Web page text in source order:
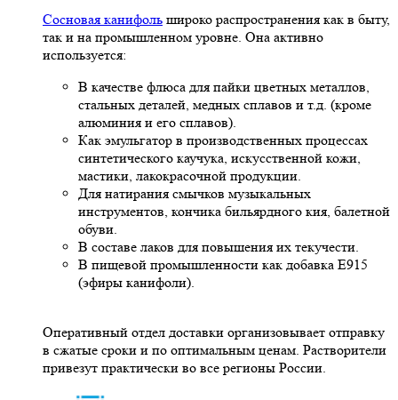
Сосновая канифоль широко распространения как в быту,
так и на промышленном уровне. Она активно
используется:
В качестве флюса для пайки цветных металлов,
стальных деталей, медных сплавов и т.д. (кроме
алюминия и его сплавов).
Как эмульгатор в производственных процессах
синтетического каучука, искусственной кожи,
мастики, лакокрасочной продукции.
Для натирания смычков музыкальных
инструментов, кончика бильярдного кия, балетной
обуви.
В составе лаков для повышения их текучести.
В пищевой промышленности как добавка Е915
(эфиры канифоли).
Оперативный отдел доставки организовывает отправку
в сжатые сроки и по оптимальным ценам. Растворители
привезут практически во все регионы России.